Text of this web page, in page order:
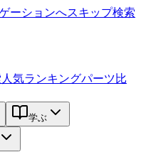
ーションへスキップ検索
人気ランキングパーツ比
学ぶ